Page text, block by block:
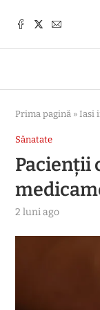
Prima pagină » Iasi
Sănatate
Pacienții
2 luni ago